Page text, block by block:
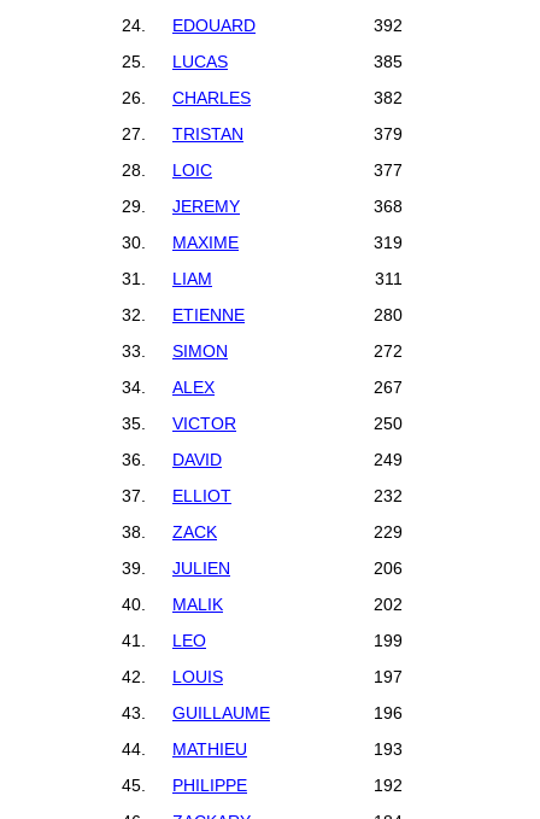
24.
EDOUARD
392
25.
LUCAS
385
26.
CHARLES
382
27.
TRISTAN
379
28.
LOIC
377
29.
JEREMY
368
30.
MAXIME
319
31.
LIAM
311
32.
ETIENNE
280
33.
SIMON
272
34.
ALEX
267
35.
VICTOR
250
36.
DAVID
249
37.
ELLIOT
232
38.
ZACK
229
39.
JULIEN
206
40.
MALIK
202
41.
LEO
199
42.
LOUIS
197
43.
GUILLAUME
196
44.
MATHIEU
193
45.
PHILIPPE
192